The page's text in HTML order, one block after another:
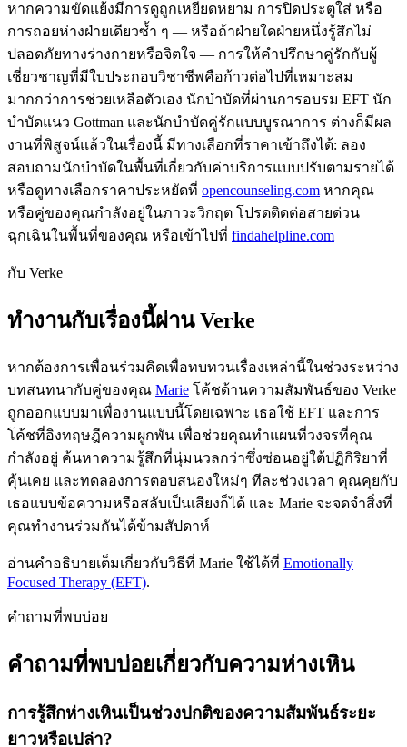
หากความขัดแย้งมีการดูถูกเหยียดหยาม การปิดประตูใส่ หรือ
การถอยห่างฝ่ายเดียวซ้ำ ๆ — หรือถ้าฝ่ายใดฝ่ายหนึ่งรู้สึกไม่
ปลอดภัยทางร่างกายหรือจิตใจ — การให้คำปรึกษาคู่รักกับผู้
เชี่ยวชาญที่มีใบประกอบวิชาชีพคือก้าวต่อไปที่เหมาะสม
มากกว่าการช่วยเหลือตัวเอง นักบำบัดที่ผ่านการอบรม EFT นัก
บำบัดแนว Gottman และนักบำบัดคู่รักแบบบูรณาการ ต่างก็มีผล
งานที่พิสูจน์แล้วในเรื่องนี้ มีทางเลือกที่ราคาเข้าถึงได้: ลอง
สอบถามนักบำบัดในพื้นที่เกี่ยวกับค่าบริการแบบปรับตามรายได้
หรือดูทางเลือกราคาประหยัดที่ opencounseling.com หากคุณ
หรือคู่ของคุณกำลังอยู่ในภาวะวิกฤต โปรดติดต่อสายด่วน
ฉุกเฉินในพื้นที่ของคุณ หรือเข้าไปที่ findahelpline.com
กับ Verke
ทำงานกับเรื่องนี้ผ่าน Verke
หากต้องการเพื่อนร่วมคิดเพื่อทบทวนเรื่องเหล่านี้ในช่วงระหว่าง
บทสนทนากับคู่ของคุณ Marie โค้ชด้านความสัมพันธ์ของ Verke
ถูกออกแบบมาเพื่องานแบบนี้โดยเฉพาะ เธอใช้ EFT และการ
โค้ชที่อิงทฤษฎีความผูกพัน เพื่อช่วยคุณทำแผนที่วงจรที่คุณ
กำลังอยู่ ค้นหาความรู้สึกที่นุ่มนวลกว่าซึ่งซ่อนอยู่ใต้ปฏิกิริยาที่
คุ้นเคย และทดลองการตอบสนองใหม่ๆ ทีละช่วงเวลา คุณคุยกับ
เธอแบบข้อความหรือสลับเป็นเสียงก็ได้ และ Marie จะจดจำสิ่งที่
คุณทำงานร่วมกันได้ข้ามสัปดาห์
อ่านคำอธิบายเต็มเกี่ยวกับวิธีที่ Marie ใช้ได้ที่ Emotionally
Focused Therapy (EFT).
คำถามที่พบบ่อย
คำถามที่พบบ่อยเกี่ยวกับความห่างเหิน
การรู้สึกห่างเหินเป็นช่วงปกติของความสัมพันธ์ระยะ
ยาวหรือเปล่า?